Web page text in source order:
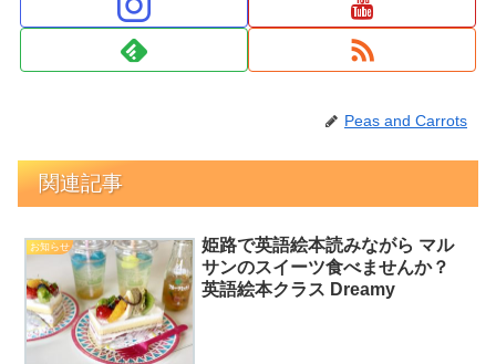
Peas and Carrots
関連記事
お知らせ
姫路で英語絵本読みながら マル
サンのスイーツ食べませんか？
英語絵本クラス Dreamy